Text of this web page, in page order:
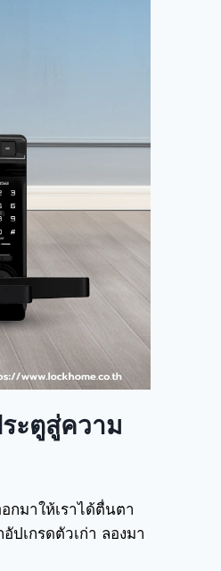
ะตูสู่ความ
กมาให้เราได้ตื่นตา
ปเกรดตัวเก่า ลองมา